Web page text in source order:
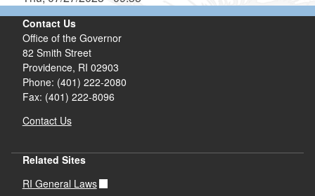
Contact Us
Office of the Governor
82 Smith Street
Providence, RI 02903
Phone: (401) 222-2080
Fax: (401) 222-8096
Contact Us
Related Sites
RI General Laws